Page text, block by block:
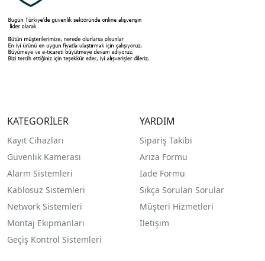
KATEGORİLER
Kayıt Cihazları
Güvenlik Kamerası
Alarm Sistemleri
Kablosuz Sistemleri
Network Sistemleri
Montaj Ekipmanları
Geçiş Kontrol Sistemleri
YARDIM
Sipariş Takibi
Arıza Formu
İade Formu
Sıkça Sorulan Sorular
Müşteri Hizmetleri
İletişim